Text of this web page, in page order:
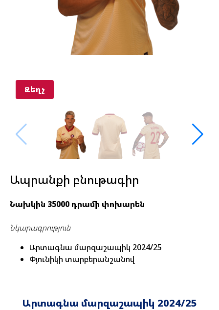
Զեղչ
Ապրանքի բնութագիր
Նախկին 35000 դրամի փոխարեն
Նկարագրություն
Արտագնա մարզաշապիկ 2024/25
Փյունիկի տարբերանշանով
Արտագնա մարզաշապիկ 2024/25